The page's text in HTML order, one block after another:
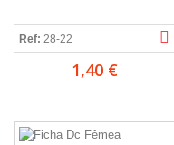
Ref: 28-22
1,40 €